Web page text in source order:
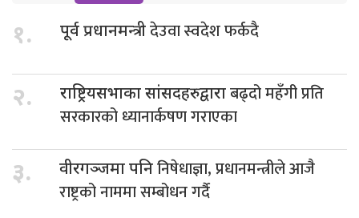
१. पूर्व प्रधानमन्त्रीदेउवा स्वदेश फर्कदै
२. राष्ट्रियसभाका सांसदहरुद्वाराबढ्दो महँगी प्रति
सरकारको ध्यानार्कषण गराएका
३. वीरगञ्जमा पनिनिषेधाज्ञा, प्रधानमन्त्रीले आजै
राष्ट्रको नाममा सम्बोधन गर्दै